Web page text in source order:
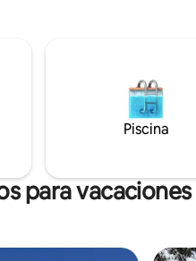
para caminar,
que
Piscina
para